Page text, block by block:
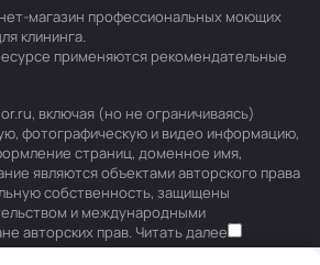
магазин профессиональных моющих
клининга.
применяются рекомендательные
включая (но не ограничиваясь)
фотографическую и видео информацию,
страниц, доменное имя,
являются объектами авторского права
собственность, защищены
и международными
авторских прав. Читать далее